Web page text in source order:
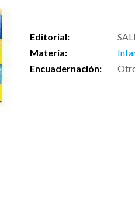
Editorial:
Materia:
Encuadernación: